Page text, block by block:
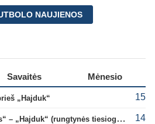
NAUJIENOS
Savaitės Mėnesio
„Hajduk“ 15
Konferencijų lyga: „Žalgiris“ – „Hajduk“ (rungtynės tiesiogiai) 14